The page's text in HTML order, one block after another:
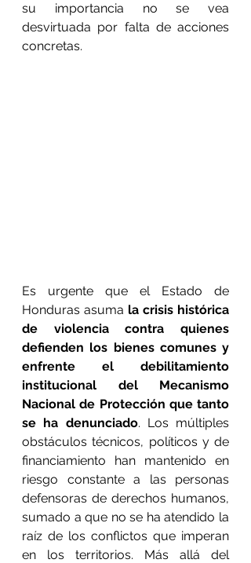
su importancia no se vea
desvirtuada por falta de acciones
concretas.
Es urgente que el Estado de
Honduras asuma la crisis histórica
de violencia contra quienes
defienden los bienes comunes y
enfrente el debilitamiento
institucional del Mecanismo
Nacional de Protección que tanto
se ha denunciado. Los múltiples
obstáculos técnicos, políticos y de
financiamiento han mantenido en
riesgo constante a las personas
defensoras de derechos humanos,
sumado a que no se ha atendido la
raíz de los conflictos que imperan
en los territorios. Más allá del